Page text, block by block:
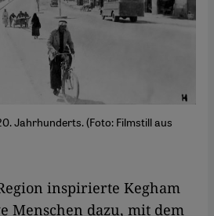
Jahrhunderts. (Foto: Filmstill aus
inspirierte Kegham
Menschen dazu, mit dem